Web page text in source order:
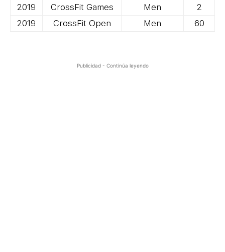
2019
CrossFit Games Men
2
2019
CrossFit Open Men 60
Publicidad - Continúa leyendo